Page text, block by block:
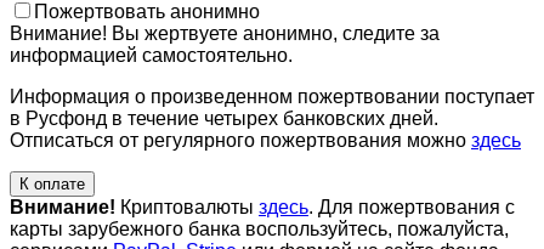
Пожертвовать анонимно
Внимание! Вы жертвуете анонимно, следите за
информацией самостоятельно.
Информация о произведенном пожертвовании поступает
в Русфонд в течение четырех банковских дней.
Отписаться от регулярного пожертвования можно здесь
К оплате
Внимание! Криптовалюты здесь. Для пожертвования с
карты зарубежного банка воспользуйтесь, пожалуйста,